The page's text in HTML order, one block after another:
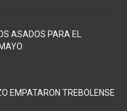
ASADOS PARA EL
EMPATARON TREBOLENSE